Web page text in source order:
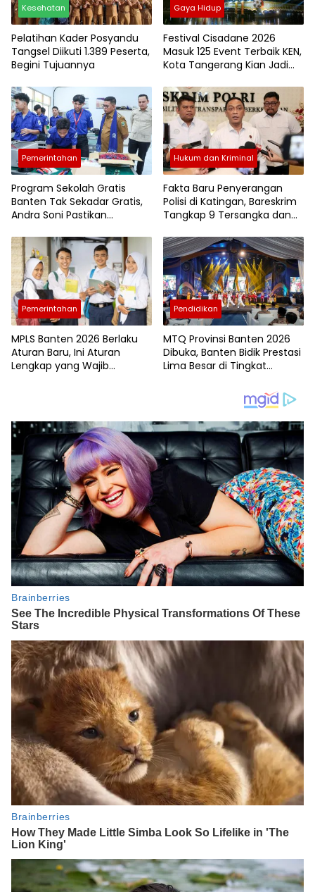
Kesehatan
Pelatihan Kader Posyandu
Tangsel Diikuti 1.389 Peserta,
Begini Tujuannya
Gaya Hidup
Festival Cisadane 2026
Masuk 125 Event Terbaik KEN,
Kota Tangerang Kian Jadi
Pemerintahan
Program Sekolah Gratis
Banten Tak Sekadar Gratis,
Andra Soni Pastikan
Hukum dan Kriminal
Fakta Baru Penyerangan
Polisi di Katingan, Bareskrim
Tangkap 9 Tersangka dan
Pemerintahan
MPLS Banten 2026 Berlaku
Aturan Baru, Ini Aturan
Lengkap yang Wajib
Pendidikan
MTQ Provinsi Banten 2026
Dibuka, Banten Bidik Prestasi
Lima Besar di Tingkat